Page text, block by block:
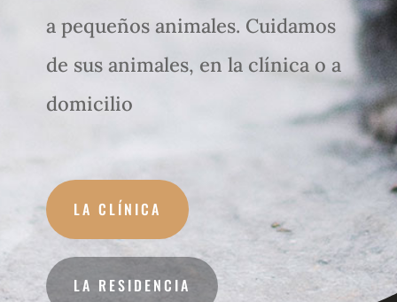
a pequeños animales. Cuidamos
de sus animales, en la clínica o a
domicilio
LA CLÍNICA
LA RESIDENCIA